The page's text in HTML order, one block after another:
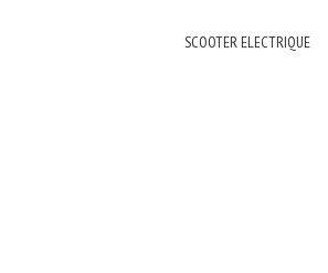
SCOOTER ELECTRIQUE